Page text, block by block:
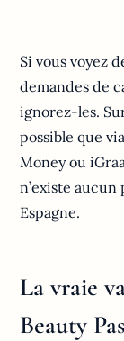
Si vous voyez
demandes de
ignorez-les.
possible que
Money ou
n’existe
Espagne.
La vraie
Beauty